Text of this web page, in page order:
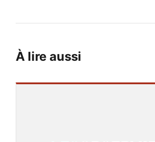
À lire aussi